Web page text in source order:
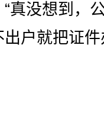
真没想到，
户就把证